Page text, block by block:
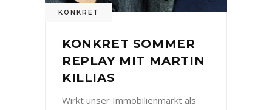
KONKRET
KONKRET SOMMER
REPLAY MIT MARTIN
KILLIAS
Wirkt unser Immobilienmarkt als